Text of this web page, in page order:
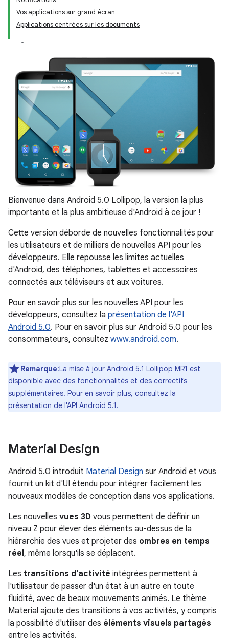
Vos applications sur grand écran
Applications centrées sur les documents
Bienvenue dans Android 5.0 Lollipop, la version la plus
importante et la plus ambitieuse d'Android à ce jour !
Cette version déborde de nouvelles fonctionnalités pour
les utilisateurs et de milliers de nouvelles API pour les
développeurs. Elle repousse les limites actuelles
d'Android, des téléphones, tablettes et accessoires
connectés aux téléviseurs et aux voitures.
Pour en savoir plus sur les nouvelles API pour les
développeurs, consultez la présentation de l'API
Android 5.0. Pour en savoir plus sur Android 5.0 pour les
consommateurs, consultez www.android.com.
Remarque:La mise à jour Android 5.1 Lollipop MR1 est
disponible avec des fonctionnalités et des correctifs
supplémentaires. Pour en savoir plus, consultez la
présentation de l'API Android 5.1.
Material Design
Android 5.0 introduit Material Design sur Android et vous
fournit un kit d'UI étendu pour intégrer facilement les
nouveaux modèles de conception dans vos applications.
Les nouvelles vues 3D vous permettent de définir un
niveau Z pour élever des éléments au-dessus de la
hiérarchie des vues et projeter des ombres en temps
réel , même lorsqu'ils se déplacent.
Les transitions d'activité intégrées permettent à
l'utilisateur de passer d'un état à un autre en toute
fluidité, avec de beaux mouvements animés. Le thème
Material ajoute des transitions à vos activités, y compris
la possibilité d'utiliser des éléments visuels partagés
entre les activités.